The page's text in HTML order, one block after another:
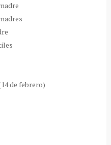
de febrero)